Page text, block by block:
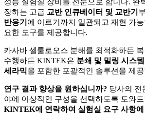
장하는 고급 교반 인큐베이터 및 교반기
반응기 에 이르기까지 일관되고 재현 가
요한 도구를 제공합니다.
카사바 셀룰로오스 분해를 최적화하든
수행하든 KINTEK은 분쇄 및 밀링 시스
세라믹을 포함한 포괄적인 솔루션을 제
연구 결과 향상을 원하십니까? 당사의 전
야에 이상적인 구성을 선택하도록 도와
KINTEK에 연락하여 실험실 요구 사항